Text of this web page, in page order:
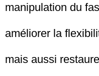
manipulation du
améliorer la
mais aussi